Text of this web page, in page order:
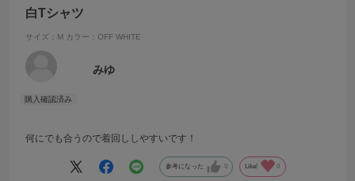
白Tシャツ
サイズ：M カラー：OFF WHITE
みゆ
何にでも合うので着回ししやすいです！
参考になった 0 Like! 0